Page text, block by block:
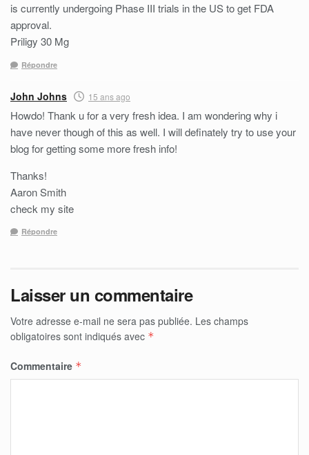
is currently undergoing Phase III trials in the US to get FDA
approval.
Priligy 30 Mg
Répondre
John Johns 15 ans ago
Howdo! Thank u for a very fresh idea. I am wondering why i
have never though of this as well. I will definately try to use your
blog for getting some more fresh info!
Thanks!
Aaron Smith
check my site
Répondre
Laisser un commentaire
Votre adresse e-mail ne sera pas publiée. Les champs
obligatoires sont indiqués avec *
Commentaire *